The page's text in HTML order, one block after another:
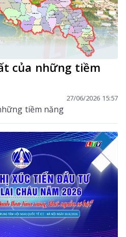
của những tiềm
27/06/2026 15:57
tiềm năng